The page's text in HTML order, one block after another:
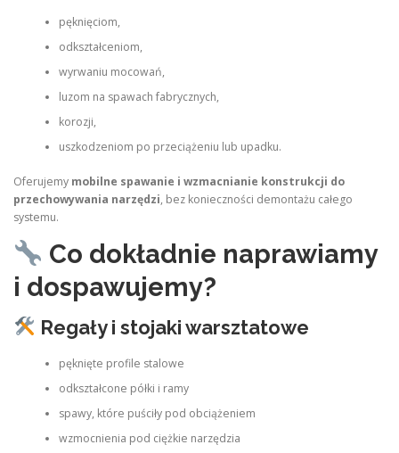
pęknięciom,
odkształceniom,
wyrwaniu mocowań,
luzom na spawach fabrycznych,
korozji,
uszkodzeniom po przeciążeniu lub upadku.
Oferujemy mobilne spawanie i wzmacnianie konstrukcji do
przechowywania narzędzi, bez konieczności demontażu całego
systemu.
Co dokładnie naprawiamy
i dospawujemy?
Regały i stojaki warsztatowe
pęknięte profile stalowe
odkształcone półki i ramy
spawy, które puściły pod obciążeniem
wzmocnienia pod ciężkie narzędzia